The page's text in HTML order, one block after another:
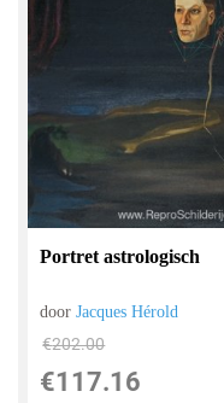
Portret astrologisch
doorJacques Hérold
€202.00
€117.16